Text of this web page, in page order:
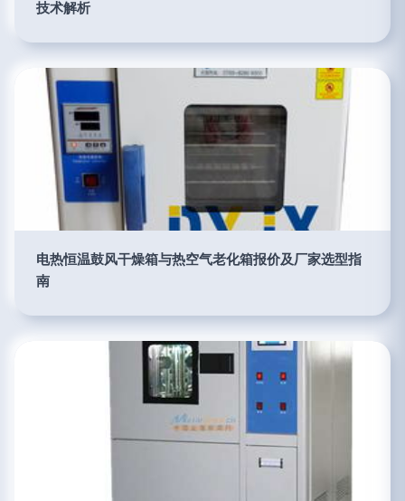
技术解析
电热恒温鼓风干燥箱与热空气老化箱报价及厂家选型指
南